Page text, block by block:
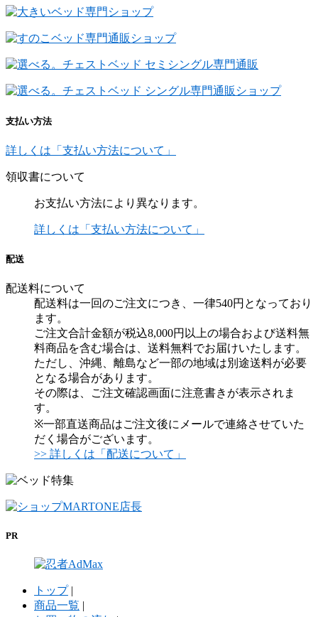
支払い方法
詳しくは「支払い方法について」
領収書について
お支払い方法により異なります。
詳しくは「支払い方法について」
配送
配送料について
配送料は一回のご注文につき、一律540円となっており
ます。
ご注文合計金額が税込8,000円以上の場合および送料無
料商品を含む場合は、送料無料でお届けいたします。
ただし、沖縄、離島など一部の地域は別途送料が必要
となる場合があります。
その際は、ご注文確認画面に注意書きが表示されま
す。
※一部直送商品はご注文後にメールで連絡させていた
だく場合がございます。
>> 詳しくは「配送について」
PR
トップ |
商品一覧 |